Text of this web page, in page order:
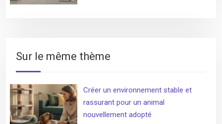
Sur le même thème
Créer un environnement stable et
rassurant pour un animal
nouvellement adopté